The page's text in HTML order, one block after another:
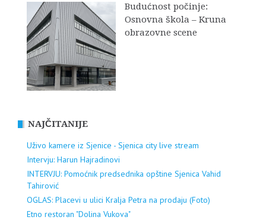
Budućnost počinje:
Osnovna škola – Kruna
obrazovne scene
NAJČITANIJE
Uživo kamere iz Sjenice - Sjenica city live stream
Intervju: Harun Hajradinovi
INTERVJU: Pomoćnik predsednika opštine Sjenica Vahid
Tahirović
OGLAS: Placevi u ulici Kralja Petra na prodaju (Foto)
Etno restoran "Dolina Vukova"